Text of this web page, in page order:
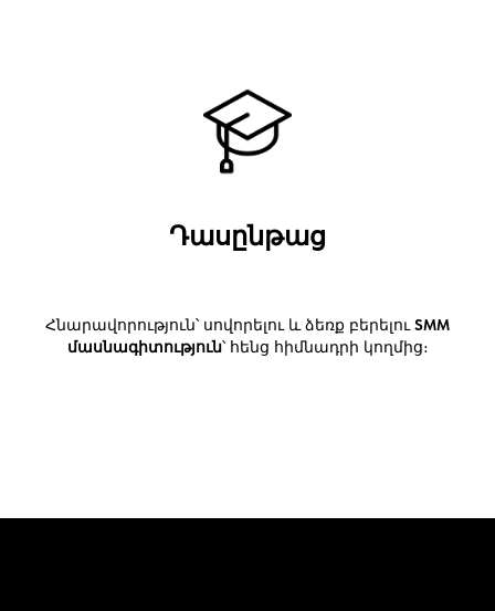
Դասընթաց
Հնարավորություն՝ սովորելու և ձեռք բերելու SMM
մասնագիտություն՝ հենց հիմնադրի կողմից։